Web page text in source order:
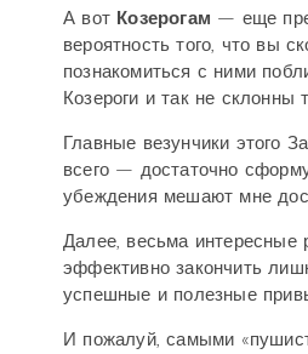
А вот Козерогам — еще
вероятность того, что вы
познакомиться с ними
Козероги и так не склонны
Главные везунчики этого
всего — достаточно
убеждения мешают мне
Далее, весьма интересные
эффективно закончить
успешные и полезные
И пожалуй, самыми